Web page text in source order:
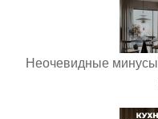
Неочевидные